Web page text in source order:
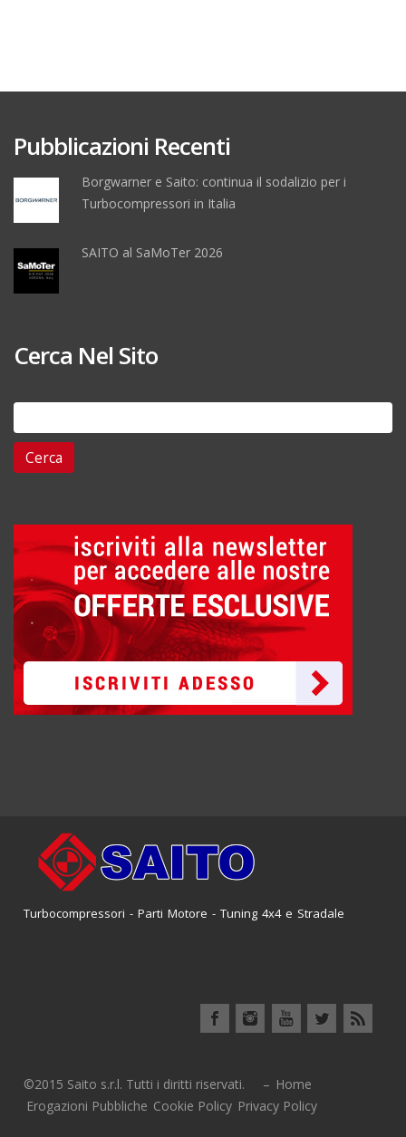
Pubblicazioni Recenti
Borgwarner e Saito: continua il sodalizio per i
Turbocompressori in Italia
SAITO al SaMoTer 2026
Cerca Nel Sito
Ricerca
per:
Turbocompressori - Parti Motore - Tuning 4x4 e Stradale
©2015 Saito s.r.l. Tutti i diritti riservati. – Home
Erogazioni Pubbliche Cookie Policy Privacy Policy